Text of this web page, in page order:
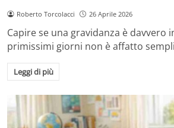
Roberto Torcolacci 26 Aprile 2026
Capire se una gravidanza è davvero
primissimi giorni non è affatto
Leggi di più